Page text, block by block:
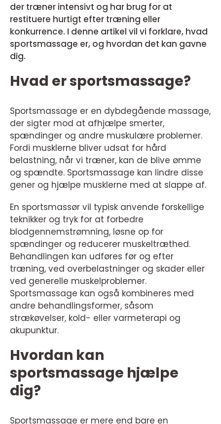
der træner intensivt og har brug for at
restituere hurtigt efter træning eller
konkurrence. I denne artikel vil vi forklare, hvad
sportsmassage er, og hvordan det kan gavne
dig.
Hvad er sportsmassage?
Sportsmassage er en dybdegående massage,
der sigter mod at afhjælpe smerter,
spændinger og andre muskulære problemer.
Fordi musklerne bliver udsat for hård
belastning, når vi træner, kan de blive ømme
og spændte. Sportsmassage kan lindre disse
gener og hjælpe musklerne med at slappe af.
En sportsmassør vil typisk anvende forskellige
teknikker og tryk for at forbedre
blodgennemstrømning, løsne op for
spændinger og reducerer muskeltræthed.
Behandlingen kan udføres før og efter
træning, ved overbelastninger og skader eller
ved generelle muskelproblemer.
Sportsmassage kan også kombineres med
andre behandlingsformer, såsom
strækøvelser, kold- eller varmeterapi og
akupunktur.
Hvordan kan
sportsmassage hjælpe
dig?
Sportsmassage er mere end bare en